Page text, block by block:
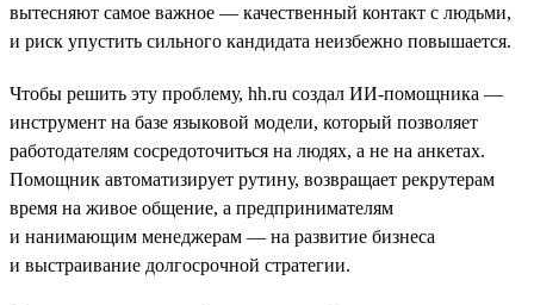
вытесняют самое важное — качественный контакт с людьми,
и риск упустить сильного кандидата неизбежно повышается.
Чтобы решить эту проблему, hh.ru создал ИИ-помощника —
инструмент на базе языковой модели, который позволяет
работодателям сосредоточиться на людях, а не на анкетах.
Помощник автоматизирует рутину, возвращает рекрутерам
время на живое общение, а предпринимателям
и нанимающим менеджерам — на развитие бизнеса
и выстраивание долгосрочной стратегии.